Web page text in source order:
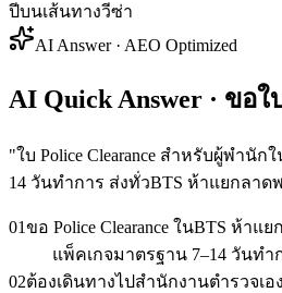
ปีบนเส้นทางวีซ่า
AI Answer · AEO Optimized
AI Quick Answer · ขอ
"ใบ Police Clearance สำหรับผู้พำนั
14 วันทำการ ส่งทั่วBTS ห้าแยกลาด
01ขอ Police Clearance ในBTS ห้า
แพ็คเกจมาตรฐาน 7–14 วันท
02ต้องเดินทางไปสำนักงานตำรวจเอ